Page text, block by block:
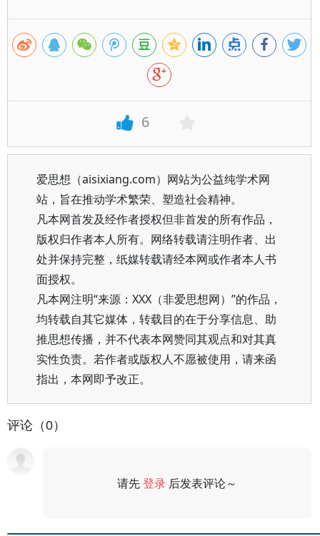
6
爱思想（aisixiang.com）网站为公益纯学术网
站，旨在推动学术繁荣、塑造社会精神。
凡本网首发及经作者授权但非首发的所有作品，
版权归作者本人所有。网络转载请注明作者、出
处并保持完整，纸媒转载请经本网或作者本人书
面授权。
凡本网注明“来源：XXX（非爱思想网）”的作品，
均转载自其它媒体，转载目的在于分享信息、助
推思想传播，并不代表本网赞同其观点和对其真
实性负责。若作者或版权人不愿被使用，请来函
指出，本网即予改正。
评论（0）
请先登录 后发表评论～